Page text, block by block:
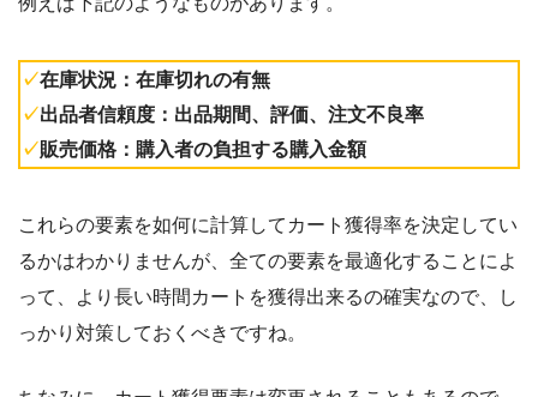
✓在庫状況：在庫切れの有無
✓出品者信頼度：出品期間、評価、注文不良率
✓販売価格：購入者の負担する購入金額
これらの要素を如何に計算してカート獲得率を決定してい
るかはわかりませんが、全ての要素を最適化することによ
って、より長い時間カートを獲得出来るの確実なので、し
っかり対策しておくべきですね。